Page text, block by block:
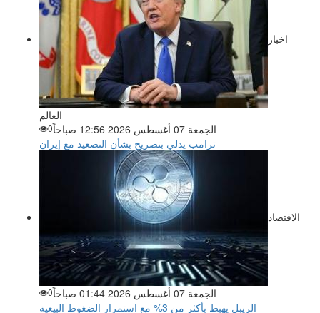
اخبار
العالم
الجمعة 07 أغسطس 2026 12:56 صباحاً
0
ترامب يدلي بتصريح بشأن التصعيد مع إيران
الاقتصاد
الجمعة 07 أغسطس 2026 01:44 صباحاً 0
الريبل يهبط بأكثر من 3% مع استمرار الضغوط البيعية